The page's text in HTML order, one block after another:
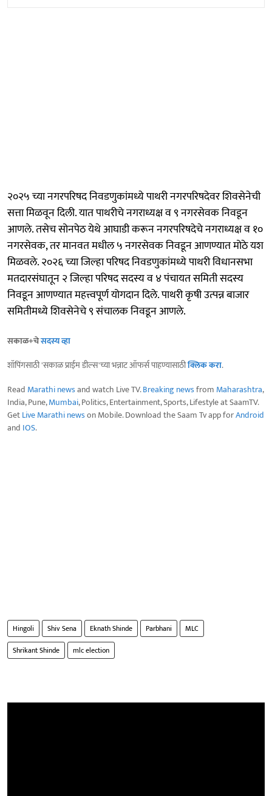
२०२५ च्या नगरपरिषद निवडणुकांमध्ये पाथरी नगरपरिषदेवर शिवसेनेची
सत्ता मिळवून दिली. यात पाथरीचे नगराध्यक्ष व ९ नगरसेवक निवडून
आणले. तसेच सोनपेठ येथे आघाडी करून नगरपरिषदेचे नगराध्यक्ष व १०
नगरसेवक, तर मानवत मधील ५ नगरसेवक निवडून आणण्यात मोठे यश
मिळवले. २०२६ च्या जिल्हा परिषद निवडणुकांमध्ये पाथरी विधानसभा
मतदारसंघातून २ जिल्हा परिषद सदस्य व ४ पंचायत समिती सदस्य
निवडून आणण्यात महत्त्वपूर्ण योगदान दिले. पाथरी कृषी उत्पन्न बाजार
समितीमध्ये शिवसेनेचे ९ संचालक निवडून आणले.
सकाळ+चेसदस्य व्हा
शॉपिंगसाठी 'सकाळ प्राईम डील्स'च्या भन्नाट ऑफर्स पाहण्यासाठीक्लिक करा.
Read Marathi newsand watch Live TV.Breaking newsfrom Maharashtra,
India, Pune,Mumbai, Politics, Entertainment, Sports, Lifestyle at SaamTV.
GetLive Marathi newson Mobile. Download the Saam Tv app forAndroid
and IOS.
Hingoli Shiv Sena Eknath Shinde Parbhani
MLC
Shrikant Shinde
mlc election